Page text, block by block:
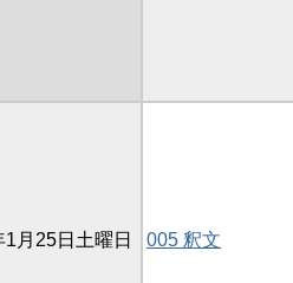
1月25日土曜日 005 釈文